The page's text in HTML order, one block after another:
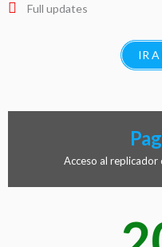
Full updates
IR
Acceso al replicador